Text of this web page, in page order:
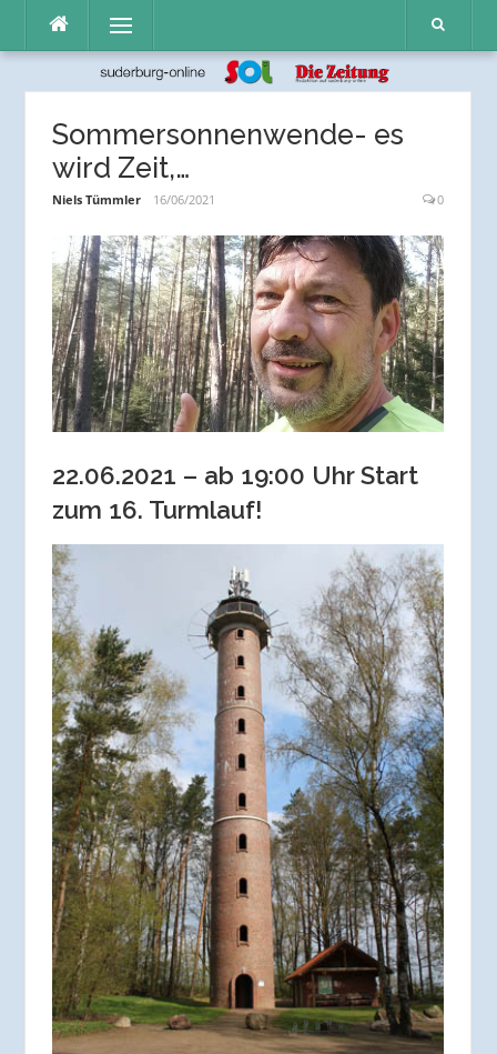
Inhalt
Menü
Sommersonnenwende- es
wird Zeit,…
Niels Tümmler 16/06/2021 0
22.06.2021 – ab 19:00 Uhr Start
zum 16. Turmlauf!